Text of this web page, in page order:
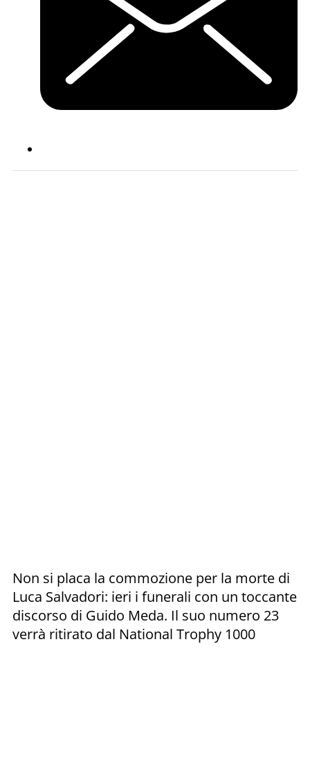
Non si placa la commozione per la morte di
Luca Salvadori: ieri i funerali con un toccante
discorso di Guido Meda. Il suo numero 23
verrà ritirato dal National Trophy 1000